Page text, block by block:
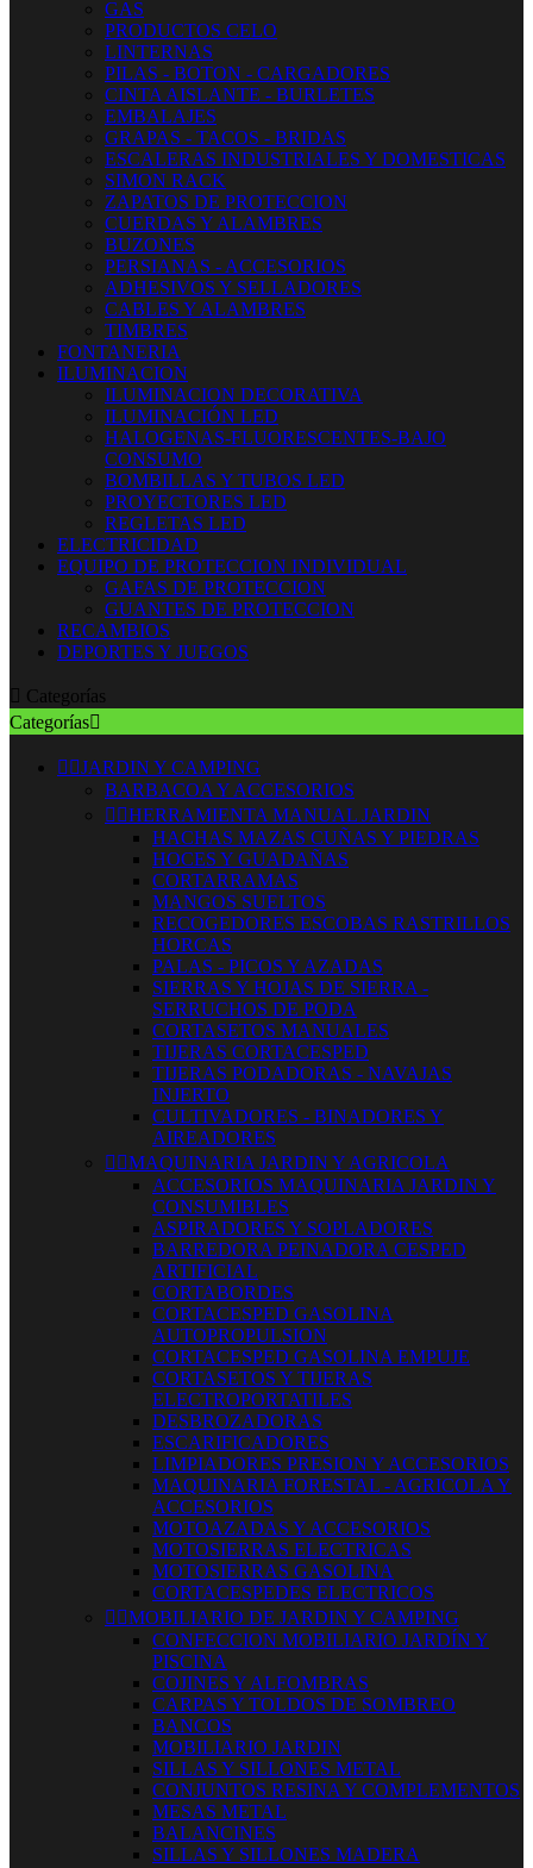
GAS
PRODUCTOS CELO
LINTERNAS
PILAS - BOTON - CARGADORES
CINTA AISLANTE - BURLETES
EMBALAJES
GRAPAS - TACOS - BRIDAS
ESCALERAS INDUSTRIALES Y DOMESTICAS
SIMON RACK
ZAPATOS DE PROTECCION
CUERDAS Y ALAMBRES
BUZONES
PERSIANAS - ACCESORIOS
ADHESIVOS Y SELLADORES
CABLES Y ALAMBRES
TIMBRES
FONTANERIA
ILUMINACION
ILUMINACION DECORATIVA
ILUMINACIÓN LED
HALOGENAS-FLUORESCENTES-BAJO
CONSUMO
BOMBILLAS Y TUBOS LED
PROYECTORES LED
REGLETAS LED
ELECTRICIDAD
EQUIPO DE PROTECCION INDIVIDUAL
GAFAS DE PROTECCION
GUANTES DE PROTECCION
RECAMBIOS
DEPORTES Y JUEGOS
 Categorías
Categorías
 JARDIN Y CAMPING
BARBACOA Y ACCESORIOS
 HERRAMIENTA MANUAL JARDIN
HACHAS MAZAS CUÑAS Y PIEDRAS
HOCES Y GUADAÑAS
CORTARRAMAS
MANGOS SUELTOS
RECOGEDORES ESCOBAS RASTRILLOS
HORCAS
PALAS - PICOS Y AZADAS
SIERRAS Y HOJAS DE SIERRA -
SERRUCHOS DE PODA
CORTASETOS MANUALES
TIJERAS CORTACESPED
TIJERAS PODADORAS - NAVAJAS
INJERTO
CULTIVADORES - BINADORES Y
AIREADORES
 MAQUINARIA JARDIN Y AGRICOLA
ACCESORIOS MAQUINARIA JARDIN Y
CONSUMIBLES
ASPIRADORES Y SOPLADORES
BARREDORA PEINADORA CESPED
ARTIFICIAL
CORTABORDES
CORTACESPED GASOLINA
AUTOPROPULSION
CORTACESPED GASOLINA EMPUJE
CORTASETOS Y TIJERAS
ELECTROPORTATILES
DESBROZADORAS
ESCARIFICADORES
LIMPIADORES PRESION Y ACCESORIOS
MAQUINARIA FORESTAL - AGRICOLA Y
ACCESORIOS
MOTOAZADAS Y ACCESORIOS
MOTOSIERRAS ELECTRICAS
MOTOSIERRAS GASOLINA
CORTACESPEDES ELECTRICOS
 MOBILIARIO DE JARDIN Y CAMPING
CONFECCION MOBILIARIO JARDÍN Y
PISCINA
COJINES Y ALFOMBRAS
CARPAS Y TOLDOS DE SOMBREO
BANCOS
MOBILIARIO JARDIN
SILLAS Y SILLONES METAL
CONJUNTOS RESINA Y COMPLEMENTOS
MESAS METAL
BALANCINES
SILLAS Y SILLONES MADERA